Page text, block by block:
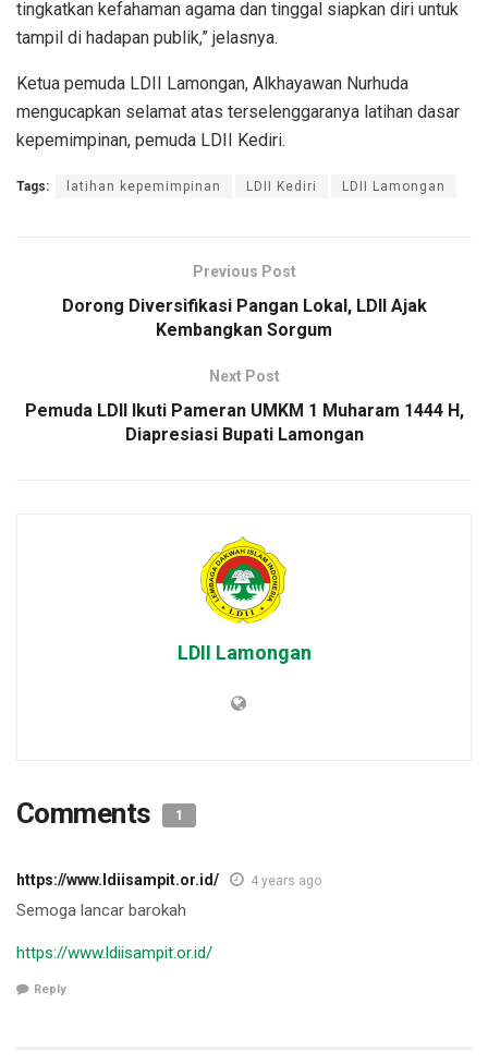
tingkatkan kefahaman agama dan tinggal siapkan diri untuk
tampil di hadapan publik,” jelasnya.
Ketua pemuda LDII Lamongan, Alkhayawan Nurhuda
mengucapkan selamat atas terselenggaranya latihan dasar
kepemimpinan, pemuda LDII Kediri.
Tags: latihan kepemimpinan LDII Kediri LDII Lamongan
Previous Post
Dorong Diversifikasi Pangan Lokal, LDII Ajak
Kembangkan Sorgum
Next Post
Pemuda LDII Ikuti Pameran UMKM 1 Muharam 1444 H,
Diapresiasi Bupati Lamongan
LDII Lamongan
Comments 1
https://www.ldiisampit.or.id/ 4 years ago
Semoga lancar barokah
https://www.ldiisampit.or.id/
Reply